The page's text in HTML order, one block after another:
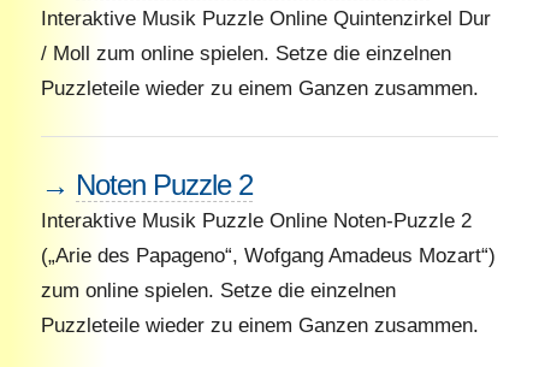
Interaktive Musik Puzzle Online Quintenzirkel Dur
/ Moll zum online spielen. Setze die einzelnen
Puzzleteile wieder zu einem Ganzen zusammen.
→ Noten Puzzle 2
Interaktive Musik Puzzle Online Noten-Puzzle 2
(„Arie des Papageno“, Wofgang Amadeus Mozart“)
zum online spielen. Setze die einzelnen
Puzzleteile wieder zu einem Ganzen zusammen.